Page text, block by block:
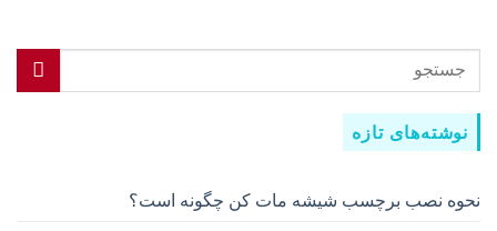
نوشته‌های تازه
نحوه نصب برچسب شیشه مات کن چگونه است؟